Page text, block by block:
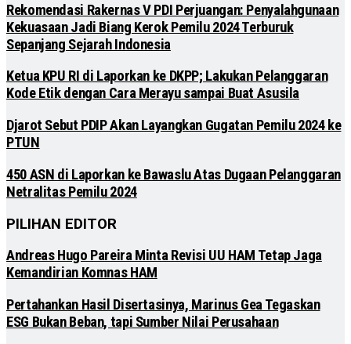
Rekomendasi Rakernas V PDI Perjuangan: Penyalahgunaan
Kekuasaan Jadi Biang Kerok Pemilu 2024 Terburuk
Sepanjang Sejarah Indonesia
Ketua KPU RI di Laporkan ke DKPP; Lakukan Pelanggaran
Kode Etik dengan Cara Merayu sampai Buat Asusila
Djarot Sebut PDIP Akan Layangkan Gugatan Pemilu 2024 ke
PTUN
450 ASN di Laporkan ke Bawaslu Atas Dugaan Pelanggaran
Netralitas Pemilu 2024
PILIHAN EDITOR
Andreas Hugo Pareira Minta Revisi UU HAM Tetap Jaga
Kemandirian Komnas HAM
Pertahankan Hasil Disertasinya, Marinus Gea Tegaskan
ESG Bukan Beban, tapi Sumber Nilai Perusahaan